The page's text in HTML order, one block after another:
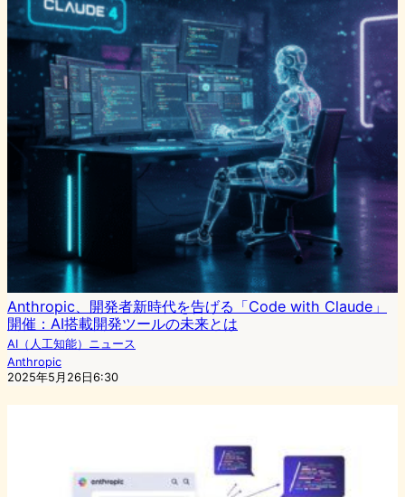
Anthropic、開発者新時代を告げる「Code with Claude」
開催：AI搭載開発ツールの未来とは
AI（人工知能）ニュース
Anthropic
2025年5月26日6:30